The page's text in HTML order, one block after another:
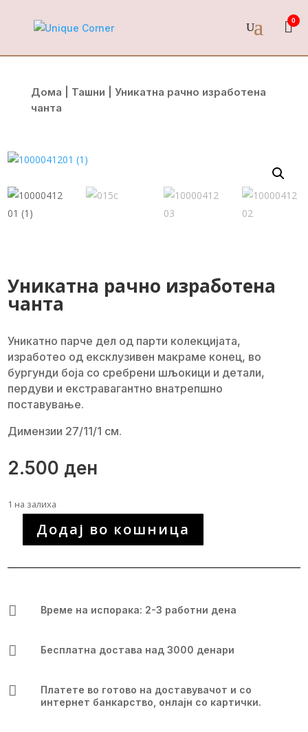
0
Дома Ташни | Уникатна рачно изработена
чанта
Уникатна рачно изработена
чанта
Уникатно парче дел од парти колекцијата,
изработео од ексклузивен макраме конец, во
бургунди боја со сребрени шљокици и детали,
пердуви и екстравагантно внатрепшно
поставување.
Димензии 27/11/1 см.
2.500 ден
1 на залиха
Уникатна
изработена
Додај во кошница
 Време на испорака: 2-3 работни дена
 Бесплатна достава над 3000 денари

Платете во готово на доставувачот и со
интернет банкарство, онлајн со картички.